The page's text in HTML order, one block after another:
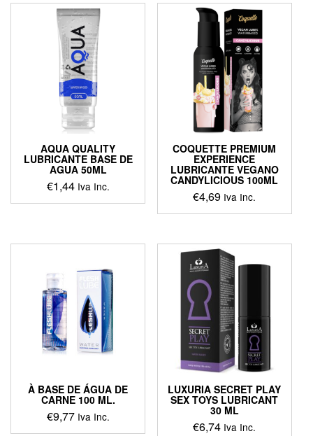
AQUA QUALITY
LUBRICANTE BASE DE
AGUA 50ML
€1,44 Iva Inc.
COQUETTE PREMIUM
EXPERIENCE
LUBRICANTE VEGANO
CANDYLICIOUS 100ML
€4,69 Iva Inc.
À BASE DE ÁGUA DE
CARNE 100 ML.
€9,77 Iva Inc.
LUXURIA SECRET PLAY
SEX TOYS LUBRICANT
30 ML
€6,74 Iva Inc.